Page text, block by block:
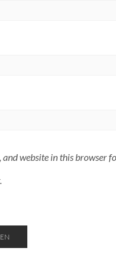
and website in this browser